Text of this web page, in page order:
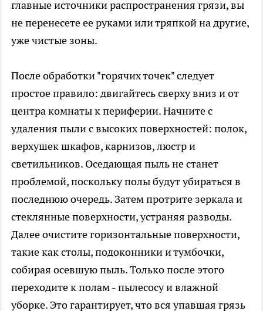
главные источники распространения грязи, вы
не перенесете ее руками или тряпкой на другие,
уже чистые зоны.
После обработки "горячих точек" следует
простое правило: двигайтесь сверху вниз и от
центра комнаты к периферии. Начните с
удаления пыли с высоких поверхностей: полок,
верхушек шкафов, карнизов, люстр и
светильников. Оседающая пыль не станет
проблемой, поскольку полы будут убираться в
последнюю очередь. Затем протрите зеркала и
стеклянные поверхности, устраняя разводы.
Далее очистите горизонтальные поверхности,
такие как столы, подоконники и тумбочки,
собирая осевшую пыль. Только после этого
переходите к полам - пылесосу и влажной
уборке. Это гарантирует, что вся упавшая грязь